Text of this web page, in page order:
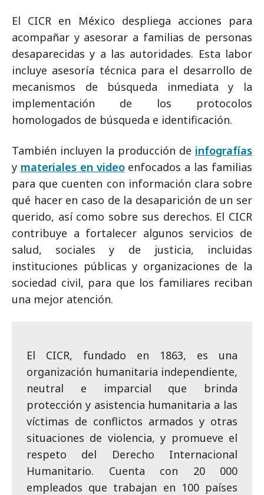
El CICR en México despliega acciones para
acompañar y asesorar a familias de personas
desaparecidas y a las autoridades. Esta labor
incluye asesoría técnica para el desarrollo de
mecanismos de búsqueda inmediata y la
implementación de los protocolos
homologados de búsqueda e identificación.
También incluyen la producción de infografías
y materiales en videoenfocados a las familias
para que cuenten con información clara sobre
qué hacer en caso de la desaparición de un ser
querido, así como sobre sus derechos. El CICR
contribuye a fortalecer algunos servicios de
salud, sociales y de justicia, incluidas
instituciones públicas y organizaciones de la
sociedad civil, para que los familiares reciban
una mejor atención.
El CICR, fundado en 1863, es una
organización humanitaria independiente,
neutral e imparcial que brinda
protección y asistencia humanitaria a las
víctimas de conflictos armados y otras
situaciones de violencia, y promueve el
respeto del Derecho Internacional
Humanitario. Cuenta con 20 000
empleados que trabajan en 100 países